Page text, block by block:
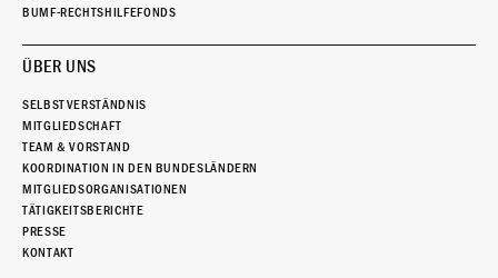
BUMF-RECHTSHILFEFONDS
ÜBER UNS
SELBSTVERSTÄNDNIS
MITGLIEDSCHAFT
TEAM & VORSTAND
KOORDINATION IN DEN BUNDESLÄNDERN
MITGLIEDSORGANISATIONEN
TÄTIGKEITSBERICHTE
PRESSE
KONTAKT